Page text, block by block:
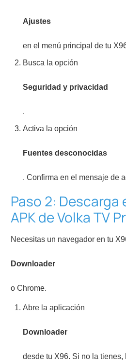
Ajustes
en el menú principal de tu
Busca la opción
Seguridad y privacidad
.
Activa la opción
Fuentes desconocidas
. Confirma en el mensaje de
Paso 2: Descarga
APK de Volka TV
Necesitas un navegador en tu
Downloader
o Chrome.
Abre la aplicación
Downloader
desde tu X96. Si no la